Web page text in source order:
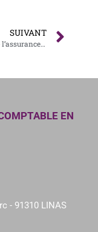
SUIVANT
L’intérêt de l’assurance-vie en termes de transmission de patrimoine
EN
- 91310 LINAS